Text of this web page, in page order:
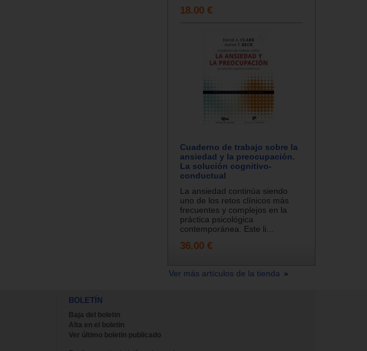
18.00 €
Cuaderno de trabajo sobre la
ansiedad y la preocupación.
La solución cognitivo-
conductual
La ansiedad continúa siendo
uno de los retos clínicos más
frecuentes y complejos en la
práctica psicológica
contemporánea. Este li...
36.00 €
Ver más artículos de la tienda
BOLETÍN
Baja del boletin
Alta en el boletin
Ver último boletin publicado